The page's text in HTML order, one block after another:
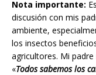
Nota importante:
discusión con mis
ambiente,
los insectos
agricultores. Mi
«Todos sabemos los